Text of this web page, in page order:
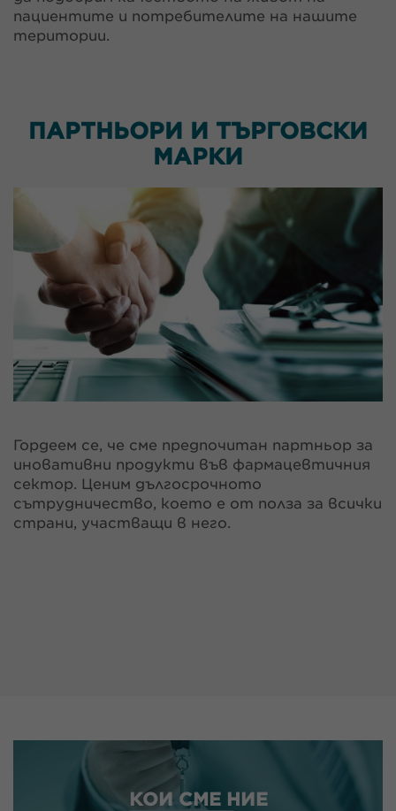
пациентите и потребителите на нашите
територии.
ПАРТНЬОРИ И ТЪРГОВСКИ
МАРКИ
Гордеем се, че сме предпочитан партньор за
иновативни продукти във фармацевтичния
сектор. Ценим дългосрочното
сътрудничество, което е от полза за всички
страни, участващи в него.
КОИ СМЕ НИЕ